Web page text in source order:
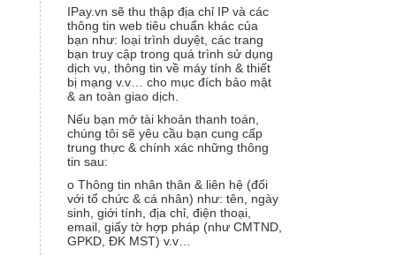
IPay.vn sẽ thu thập địa chỉ IP và các
thông tin web tiêu chuẩn khác của
bạn như: loại trình duyệt, các trang
bạn truy cập trong quá trình sử dụng
dịch vụ, thông tin về máy tính & thiết
bị mạng v.v… cho mục đích bảo mật
& an toàn giao dịch.
Nếu bạn mở tài khoản thanh toán,
chúng tôi sẽ yêu cầu bạn cung cấp
trung thực & chính xác những thông
tin sau:
o Thông tin nhân thân & liên hệ (đối
với tổ chức & cá nhân) như: tên, ngày
sinh, giới tính, địa chỉ, điện thoại,
email, giấy tờ hợp pháp (như CMTND,
GPKD, ĐK MST) v.v…